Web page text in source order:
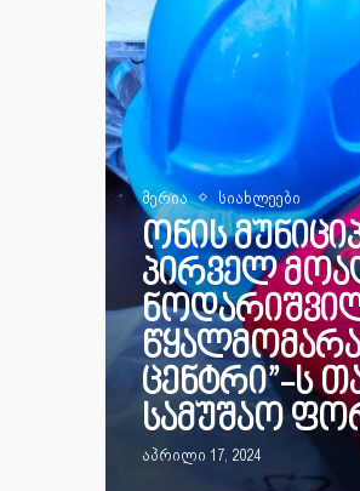
მერია სიახლეები
ონის
პირველ
ცენტრი”-ს
სამუშაო
აპრილი 17, 2024